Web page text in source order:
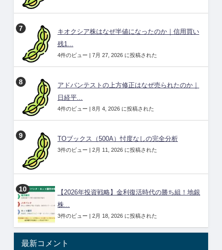
キオクシア株はなぜ半値になったのか｜信用買い
残1...
4件のビュー | 7月 27, 2026 に投稿された
アドバンテストの上方修正はなぜ売られたのか｜
日経平...
4件のビュー | 8月 4, 2026 に投稿された
TOブックス（500A）忖度なしの完全分析
3件のビュー | 2月 11, 2026 に投稿された
【2026年投資戦略】金利復活時代の勝ち組！地銀
株...
3件のビュー | 2月 18, 2026 に投稿された
最新コメント